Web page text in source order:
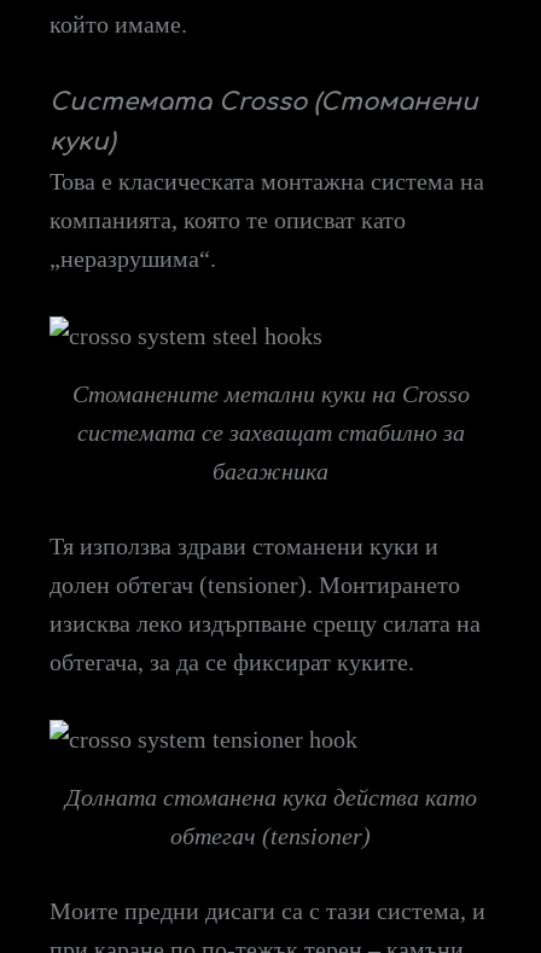
който имаме.
Системата Crosso (Стоманени
куки)
Това е класическата монтажна система на
компанията, която те описват като
„неразрушима“.
Стоманените метални куки на Crosso
системата се захващат стабилно за
багажника
Тя използва здрави стоманени куки и
долен обтегач (tensioner). Монтирането
изисква леко издърпване срещу силата на
обтегача, за да се фиксират куките.
Долната стоманена кука действа като
обтегач (tensioner)
Моите предни дисаги са с тази система, и